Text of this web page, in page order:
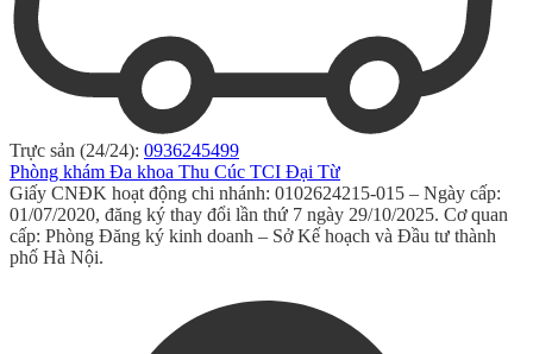
Trực sản (24/24): 0936245499
Phòng khám Đa khoa Thu Cúc TCI Đại Từ
Giấy CNĐK hoạt động chi nhánh: 0102624215-015 – Ngày cấp:
01/07/2020, đăng ký thay đổi lần thứ 7 ngày 29/10/2025. Cơ quan
cấp: Phòng Đăng ký kinh doanh – Sở Kế hoạch và Đầu tư thành
phố Hà Nội.